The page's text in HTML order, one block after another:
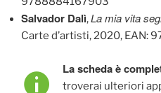
Salvador Dalì,La mia vita
Carte d’artisti, 2020, EAN:
La scheda è
troverai ulteriori